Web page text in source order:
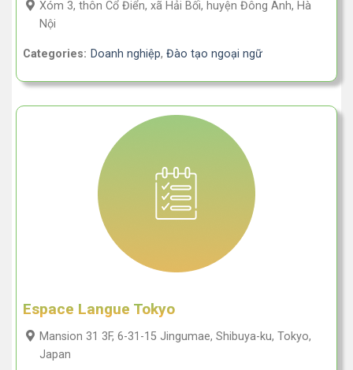
Xóm 3, thôn Cổ Điển, xã Hải Bối, huyện Đông Anh, Hà
Nội
Categories: Doanh nghiệp, Đào tạo ngoại ngữ
Espace Langue Tokyo
Mansion 31 3F, 6-31-15 Jingumae, Shibuya-ku, Tokyo,
Japan